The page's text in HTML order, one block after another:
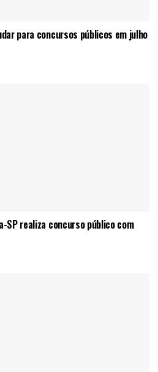
para concursos públicos em julho
realiza concurso público com